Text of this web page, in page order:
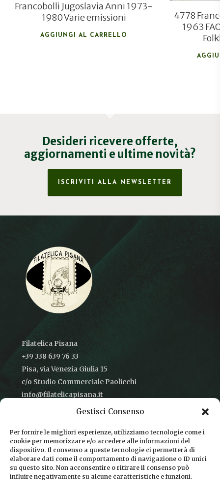
Gestisci Consenso
Per fornire le migliori esperienze, utilizziamo tecnologie come i
cookie per memorizzare e/o accedere alle informazioni del
dispositivo. Il consenso a queste tecnologie ci permetterà di
elaborare dati come il comportamento di navigazione o ID unici
su questo sito. Non acconsentire o ritirare il consenso può
influire negativamente su alcune caratteristiche e funzioni.
Francobolli Jugoslavia Anni 1973-
1980 Varie emissioni
AGGIUNGI AL CARRELLO
4778
1963
Desideri ricevere offerte,
aggiornamenti e ultime novità?
ISCRIVITI ALLA NEWSLETTER
Filatelica Pisana
+39 338 639 76 33
Pisa, via Venezia Giulia 15
c/o Studio Commerciale Paolicchi
info@filatelicapisana.it
CONDIZIONI DI VENDITA
INFORMATIVA SULLA PRIVACY
COOKIE POLICY